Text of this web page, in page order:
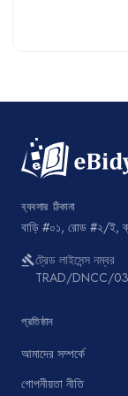
ব্যবসার ঠিকানা
বাড়ি #০১, রোড #২/ই,
gavelট্রেড লাইসেন্স নম্বর
TRAD/DNCC/
প্রতিষ্ঠান
আমাদের সম্পর্কে
গোপনীয়তা নীতি